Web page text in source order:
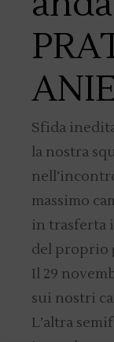
Sfida
la nostra
massimo
in trasferta
del proprio
Il 29
sui nostri
L’altra